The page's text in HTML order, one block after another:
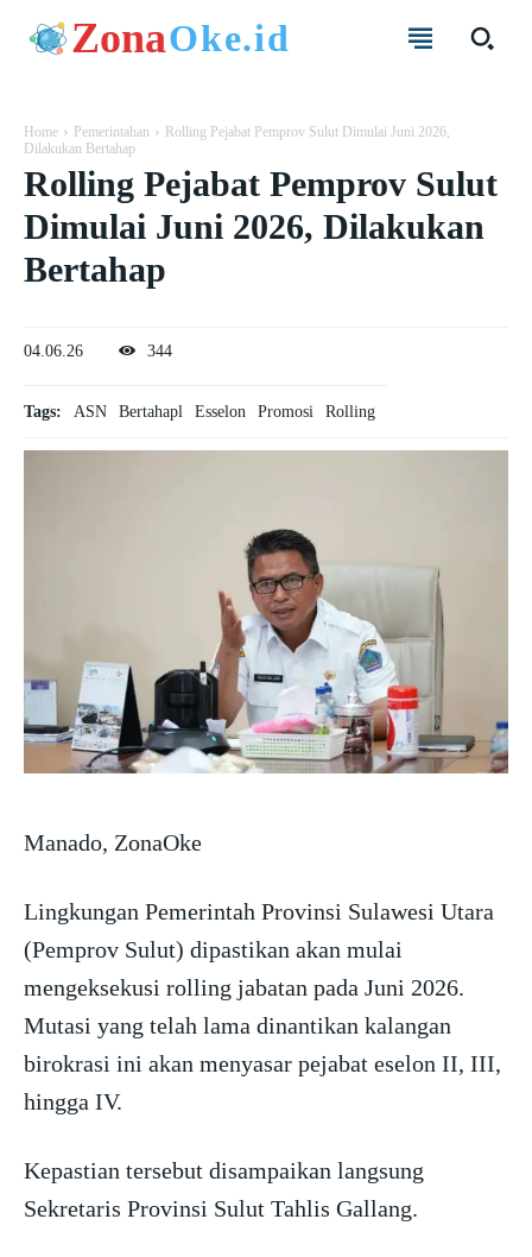
ZonaOke.id
Home Pemerintahan
Rolling Pejabat Pemprov Sulut Dimulai Juni 2026,
Dilakukan Bertahap
Rolling Pejabat Pemprov Sulut
Dimulai Juni 2026, Dilakukan
Bertahap
04.06.26 344
Tags: ASN Bertahapl Esselon Promosi Rolling
Manado, ZonaOke
Lingkungan Pemerintah Provinsi Sulawesi Utara
(Pemprov Sulut) dipastikan akan mulai
mengeksekusi rolling jabatan pada Juni 2026.
Mutasi yang telah lama dinantikan kalangan
birokrasi ini akan menyasar pejabat eselon II, III,
hingga IV.
Kepastian tersebut disampaikan langsung
Sekretaris Provinsi Sulut Tahlis Gallang.